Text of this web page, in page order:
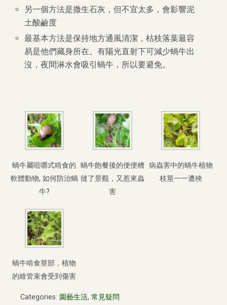
另一個方法是撒生石灰，但不宜太多，會影響泥
土酸鹼度
最基本方法是保持地方通風清潔，枯枝落葉最容
易是他們藏身所在。有陽光直射下可減少蝸牛出
沒，夜間淋水會吸引蝸牛，所以要避免。
蝸牛屬咀嚼式啃食的
軟體動物, 如何防治蝸
牛?
蝸牛飽餐後的便便糟
撻了景觀，又惹來蟲
害
病蟲害中的蝸牛植物
枝莖一一遭殃
蝸牛啃食莖部，植物
的維管束會受到傷害
Categories: 園藝生活, 常見疑問